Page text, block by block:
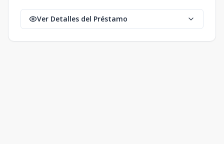
Ver Detalles del Préstamo